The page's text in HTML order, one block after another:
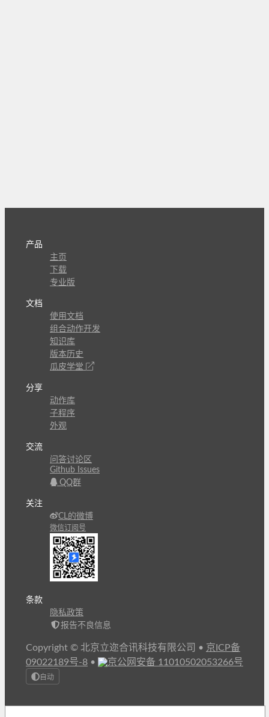
产品
主页
下载
专业版
文档
使用文档
组合动作开发
知识库
版本历史
瓜皮学堂
分享
动作库
子程序
外观
交流
问答讨论区
Github Issues
QQ群
关注
CL的微博
微信订阅号
条款
隐私政策
报告不良信息
Copyright © 北京立迩合讯科技有限公司 • 京ICP备
09022189号-8 • 京公网安备 11010502053266号
自动